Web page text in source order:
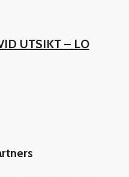
UTSIKT – LO